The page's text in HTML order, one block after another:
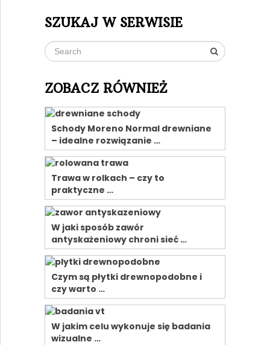
SZUKAJ W SERWISIE
ZOBACZ RÓWNIEŻ
Schody Moreno Normal drewniane
– idealne rozwiązanie …
Trawa w rolkach – czy to
praktyczne …
W jaki sposób zawór
antyskażeniowy chroni sieć …
Czym są płytki drewnopodobne i
czy warto …
W jakim celu wykonuje się badania
wizualne …